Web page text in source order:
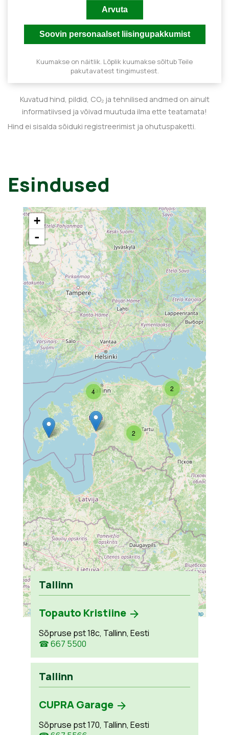
Kuumakse on näitlik. Lõplik kuumakse sõltub Teile
pakutavatest tingimustest.
Kuvatud hind, pildid, CO₂ ja tehnilised andmed on ainult
informatiivsed ja võivad muutuda ilma ette teatamata!
Hind ei sisalda sõiduki registreerimist ja ohutuspaketti.
Esindused
2
2
4
+
-
Leaflet OpenStreetMap
Tallinn
Topauto Kristiine
Sõpruse pst 18c, Tallinn, Eesti
☎ 667 5500
Tallinn
CUPRA Garage
Sõpruse pst 170, Tallinn, Eesti